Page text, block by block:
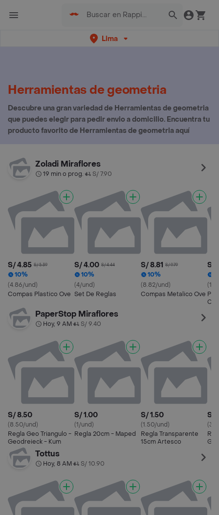
Lima
Herramientas de geometria
Descubre una gran variedad de Herramientas de geometria
que puedes elegir para pedir envio a domicilio. Encuentra tu
producto favorito de Herramientas de geometria aquí
Zoladi Miraflores
19 min o prog.• S/ 7.90
S/ 4.85 S/ 5.39
10%
(4.86/und)
Compas Plastico Ove
S/ 4.00 S/ 4.44
10%
(4/und)
Set De Reglas
S/ 8.81 S/ 9.79
10%
(8.82/und)
Compas Metalico Ove
S/
PaperStop Miraflores
Hoy, 9 AM• S/ 9.40
S/ 8.50
(8.50/und)
Regla Geo Triangulo -
Geodreieck - Kum
S/ 1.00
(1/und)
Regla 20cm - Maped
S/ 1.50
(1.50/und)
Regla Transparente
15cm Artesco
S/
Tottus
Hoy, 8 AM• S/ 10.90